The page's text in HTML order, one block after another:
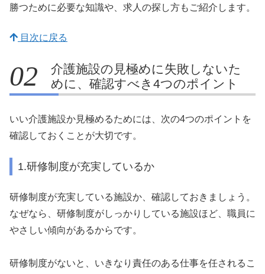
勝つために必要な知識や、求人の探し方もご紹介します。
目次に戻る
介護施設の見極めに失敗しないた
めに、確認すべき4つのポイント
いい介護施設か見極めるためには、次の4つのポイントを
確認しておくことが大切です。
1.研修制度が充実しているか
研修制度が充実している施設か、確認しておきましょう。
なぜなら、研修制度がしっかりしている施設ほど、職員に
やさしい傾向があるからです。
研修制度がないと、いきなり責任のある仕事を任されるこ